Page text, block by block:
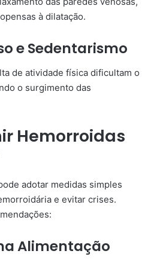
à dilatação.
e Sedentarismo
de atividade física dificultam o
o surgimento das
Hemorroidas
adotar medidas simples
e evitar crises.
Alimentação